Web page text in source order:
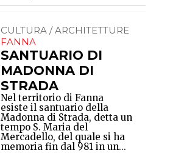
CULTURA / ARCHITETTURE
FANNA
SANTUARIO DI
MADONNA DI
STRADA
Nel territorio di Fanna
esiste il santuario della
Madonna di Strada, detta un
tempo S. Maria del
Mercadello, del quale si ha
memoria fin dal 981 in un...